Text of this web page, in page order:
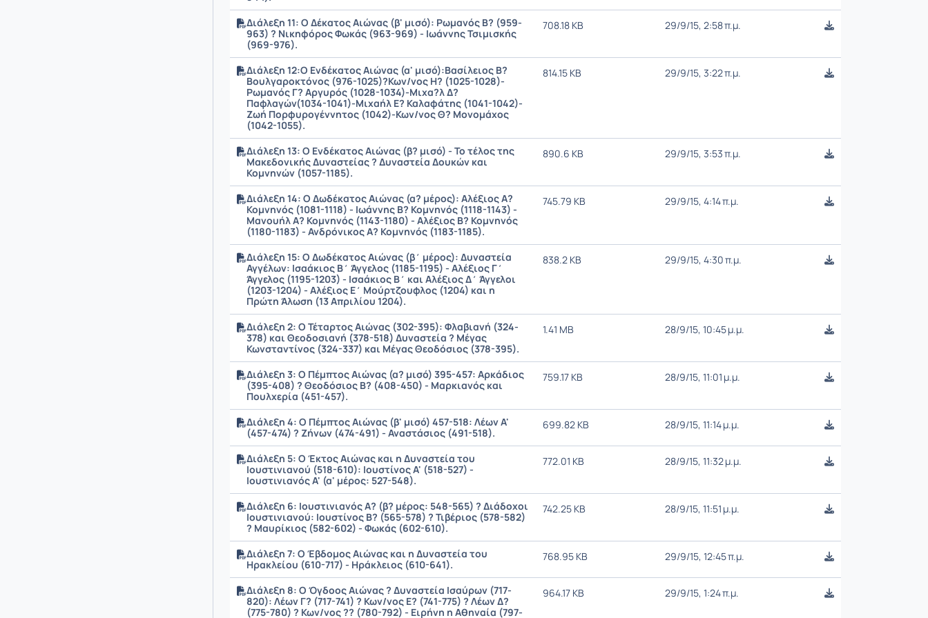
Διάλεξη 11: Ο Δέκατος Αιώνας (β' μισό): Ρωμανός Β? (959-
963) ? Νικηφόρος Φωκάς (963-969) - Ιωάννης Τσιμισκής
(969-976).
708.18 KB 29/9/15, 2:58 π.μ.
Διάλεξη 12:Ο Ενδέκατος Αιώνας (α' μισό):Βασίλειος Β?
Βουλγαροκτόνος (976-1025)?Κων/νος Η? (1025-1028)-
Ρωμανός Γ? Αργυρός (1028-1034)-Μιχα?λ Δ?
Παφλαγών(1034-1041)-Μιχαήλ Ε? Καλαφάτης (1041-1042)-
Ζωή Πορφυρογέννητος (1042)-Κων/νος Θ? Μονομάχος
(1042-1055).
814.15 KB 29/9/15, 3:22 π.μ.
Διάλεξη 13: Ο Ενδέκατος Αιώνας (β? μισό) - Το τέλος της
Μακεδονικής Δυναστείας ? Δυναστεία Δουκών και
Κομνηνών (1057-1185).
890.6 KB 29/9/15, 3:53 π.μ.
Διάλεξη 14: Ο Δωδέκατος Αιώνας (α? μέρος): Αλέξιος Α?
Κομνηνός (1081-1118) - Ιωάννης Β? Κομνηνός (1118-1143) -
Μανουήλ Α? Κομνηνός (1143-1180) - Αλέξιος Β? Κομνηνός
(1180-1183) - Ανδρόνικος Α? Κομνηνός (1183-1185).
745.79 KB 29/9/15, 4:14 π.μ.
Διάλεξη 15: Ο Δωδέκατος Αιώνας (β΄ μέρος): Δυναστεία
Αγγέλων: Ισαάκιος Β΄ Άγγελος (1185-1195) - Αλέξιος Γ΄
Άγγελος (1195-1203) - Ισαάκιος Β΄ και Αλέξιος Δ΄ Άγγελοι
(1203-1204) - Αλέξιος Ε΄ Μούρτζουφλος (1204) και η
Πρώτη Άλωση (13 Απριλίου 1204).
838.2 KB 29/9/15, 4:30 π.μ.
Διάλεξη 2: Ο Τέταρτος Αιώνας (302-395): Φλαβιανή (324-
378) και Θεοδοσιανή (378-518) Δυναστεία ? Μέγας
Κωνσταντίνος (324-337) και Μέγας Θεοδόσιος (378-395).
1.41 MB 28/9/15, 10:45 μ.μ.
Διάλεξη 3: Ο Πέμπτος Αιώνας (α? μισό) 395-457: Αρκάδιος
(395-408) ? Θεοδόσιος Β? (408-450) - Μαρκιανός και
Πουλχερία (451-457).
759.17 KB 28/9/15, 11:01 μ.μ.
Διάλεξη 4: Ο Πέμπτος Αιώνας (β' μισό) 457-518: Λέων Α'
(457-474) ? Ζήνων (474-491) - Αναστάσιος (491-518).
699.82 KB 28/9/15, 11:14 μ.μ.
Διάλεξη 5: Ο Έκτος Αιώνας και η Δυναστεία του
Ιουστινιανού (518-610): Ιουστίνος Α' (518-527) -
Ιουστινιανός Α' (α' μέρος: 527-548).
772.01 KB 28/9/15, 11:32 μ.μ.
Διάλεξη 6: Ιουστινιανός Α? (β? μέρος: 548-565) ? Διάδοχοι
Ιουστινιανού: Ιουστίνος Β? (565-578) ? Τιβέριος (578-582)
? Μαυρίκιος (582-602) - Φωκάς (602-610).
742.25 KB 28/9/15, 11:51 μ.μ.
Διάλεξη 7: Ο Έβδομος Αιώνας και η Δυναστεία του
Ηρακλείου (610-717) - Ηράκλειος (610-641).
768.95 KB 29/9/15, 12:45 π.μ.
Διάλεξη 8: Ο Όγδοος Αιώνας ? Δυναστεία Ισαύρων (717-
820): Λέων Γ? (717-741) ? Κων/νος Ε? (741-775) ? Λέων Δ?
(775-780) ? Κων/νος ?? (780-792) - Ειρήνη η Αθηναία (797-
964.17 KB 29/9/15, 1:24 π.μ.